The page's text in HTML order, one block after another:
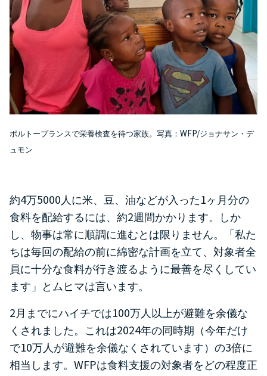
ポルトープランスで栄養検査を待つ家族。写真： WFP/ジョナサン・デ
ュモン
約4万5000 人に米、豆、油などが入った 1ヶ月分の
食料を配給するには、約2週間かかります。しか
し、物事は常に順調に進むとは限りません。「私た
ちは毎回の配給の前に綿密な計画を立て、対象者全
員に十分な食料が行き渡るように最善を尽くしてい
ます」とムヒマは言います。
2 月までにハイチでは100万人以上が避難を余儀な
くされました。これは2024年の同時期（今年だけ
で10万人が避難を余儀なくされています）の3倍に
相当します。 WFPは食料支援の対象者をどの程度正